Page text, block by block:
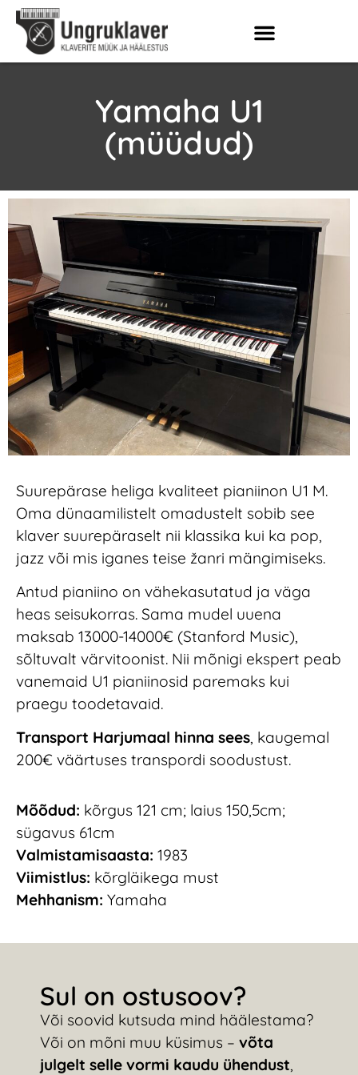
Yamaha U1
(müüdud)
Suurepärase heliga kvaliteet pianiinon U1 M.
Oma dünaamilistelt omadustelt sobib see
klaver suurepäraselt nii klassika kui ka pop,
jazz või mis iganes teise žanri mängimiseks.
Antud pianiino on vähekasutatud ja väga
heas seisukorras. Sama mudel uuena
maksab 13000-14000€ (Stanford Music),
sõltuvalt värvitoonist. Nii mõnigi ekspert peab
vanemaid U1 pianiinosid paremaks kui
praegu toodetavaid.
Transport Harjumaal hinna sees, kaugemal
200€ väärtuses transpordi soodustust.
Mõõdud: kõrgus 121 cm; laius 150,5cm;
sügavus 61cm
Valmistamisaasta: 1983
Viimistlus: kõrgläikega must
Mehhanism: Yamaha
Sul on ostusoov?
Või soovid kutsuda mind häälestama?
Või on mõni muu küsimus – võta
julgelt selle vormi kaudu ühendust,